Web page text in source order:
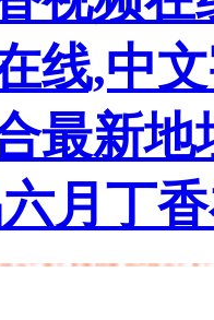
线,中
最新
月丁